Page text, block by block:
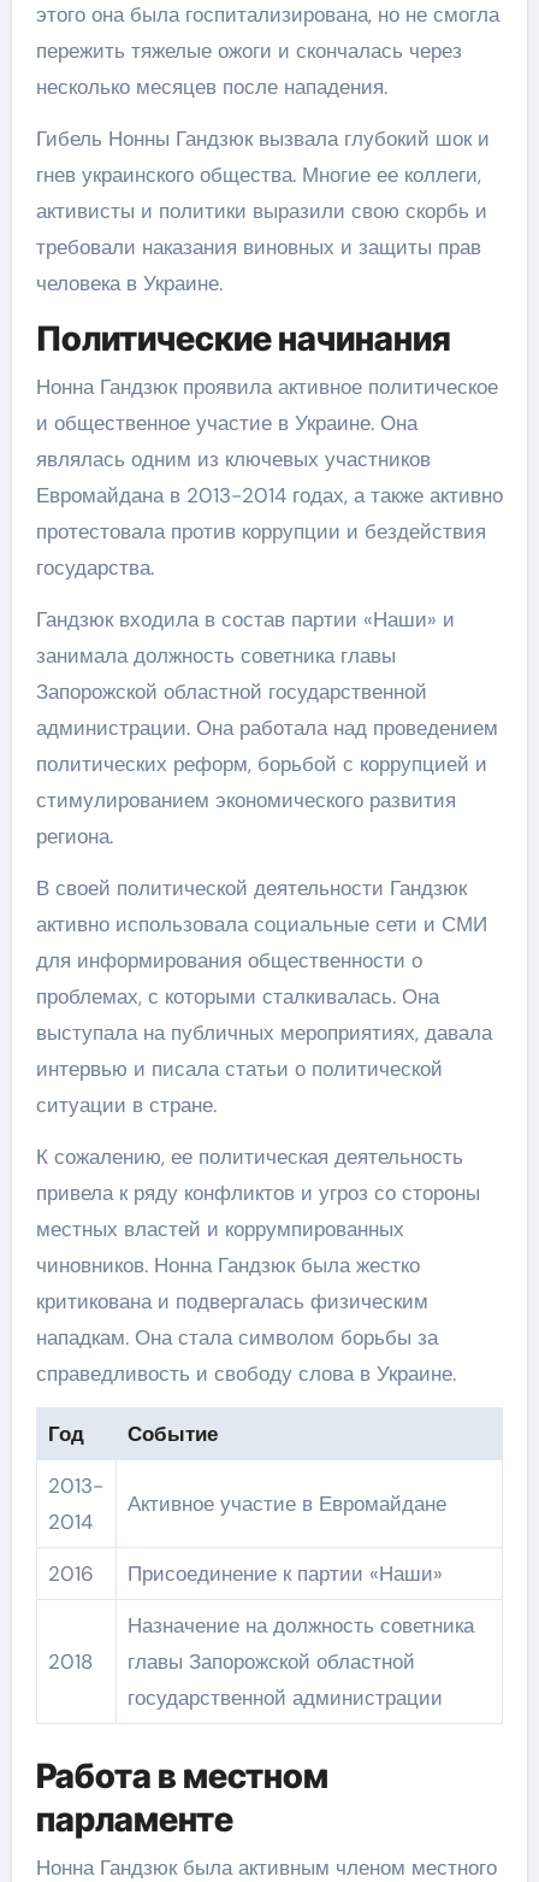
этого она была госпитализирована, но не смогла
пережить тяжелые ожоги и скончалась через
несколько месяцев после нападения.
Гибель Нонны Гандзюк вызвала глубокий шок и
гнев украинского общества. Многие ее коллеги,
активисты и политики выразили свою скорбь и
требовали наказания виновных и защиты прав
человека в Украине.
Политические начинания
Нонна Гандзюк проявила активное политическое
и общественное участие в Украине. Она
являлась одним из ключевых участников
Евромайдана в 2013-2014 годах, а также активно
протестовала против коррупции и бездействия
государства.
Гандзюк входила в состав партии «Наши» и
занимала должность советника главы
Запорожской областной государственной
администрации. Она работала над проведением
политических реформ, борьбой с коррупцией и
стимулированием экономического развития
региона.
В своей политической деятельности Гандзюк
активно использовала социальные сети и СМИ
для информирования общественности о
проблемах, с которыми сталкивалась. Она
выступала на публичных мероприятиях, давала
интервью и писала статьи о политической
ситуации в стране.
К сожалению, ее политическая деятельность
привела к ряду конфликтов и угроз со стороны
местных властей и коррумпированных
чиновников. Нонна Гандзюк была жестко
критикована и подвергалась физическим
нападкам. Она стала символом борьбы за
справедливость и свободу слова в Украине.
Год
Событие
2013-
2014
Активное участие в Евромайдане
2016 Присоединение к партии «Наши»
2018
Назначение на должность советника
главы Запорожской областной
государственной администрации
Работа в местном
парламенте
Нонна Гандзюк была активным членом местного